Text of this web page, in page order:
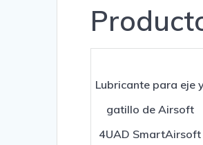
Lubricante para eje
gatillo de Airsoft
4UAD SmartAirsoft